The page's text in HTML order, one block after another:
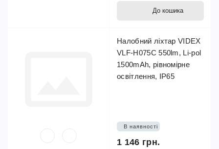
До кошика
Налобний ліхтар VIDEX
VLF-H075C 550lm, Li-pol
1500mAh, рівномірне
освітлення, IP65
В наявності
1 146 грн.